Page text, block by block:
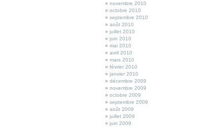
novembre 2010
octobre 2010
septembre 2010
août 2010
juillet 2010
juin 2010
mai 2010
avril 2010
mars 2010
février 2010
janvier 2010
décembre 2009
novembre 2009
octobre 2009
septembre 2009
août 2009
juillet 2009
juin 2009